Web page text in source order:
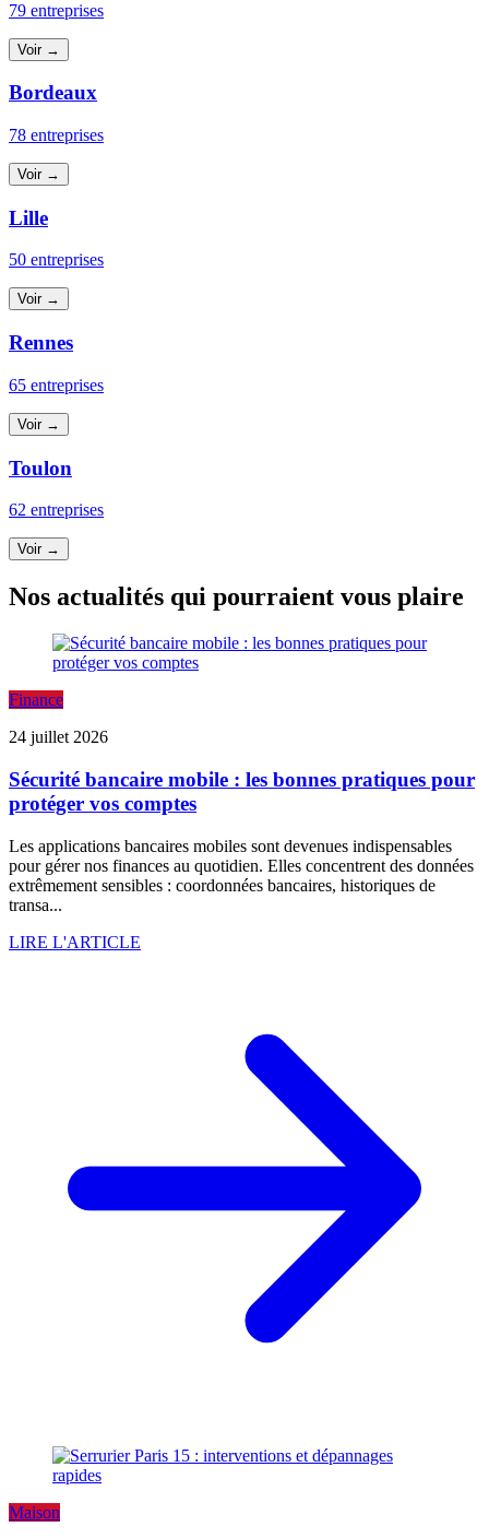
79 entreprises
Voir →
Bordeaux
78 entreprises
Voir →
Lille
50 entreprises
Voir →
Rennes
65 entreprises
Voir →
Toulon
62 entreprises
Voir →
Nos actualités qui pourraient vous plaire
Finance
24 juillet 2026
Sécurité bancaire mobile : les bonnes pratiques pour
protéger vos comptes
Les applications bancaires mobiles sont devenues indispensables
pour gérer nos finances au quotidien. Elles concentrent des données
extrêmement sensibles : coordonnées bancaires, historiques de
transa...
LIRE L'ARTICLE
Maison